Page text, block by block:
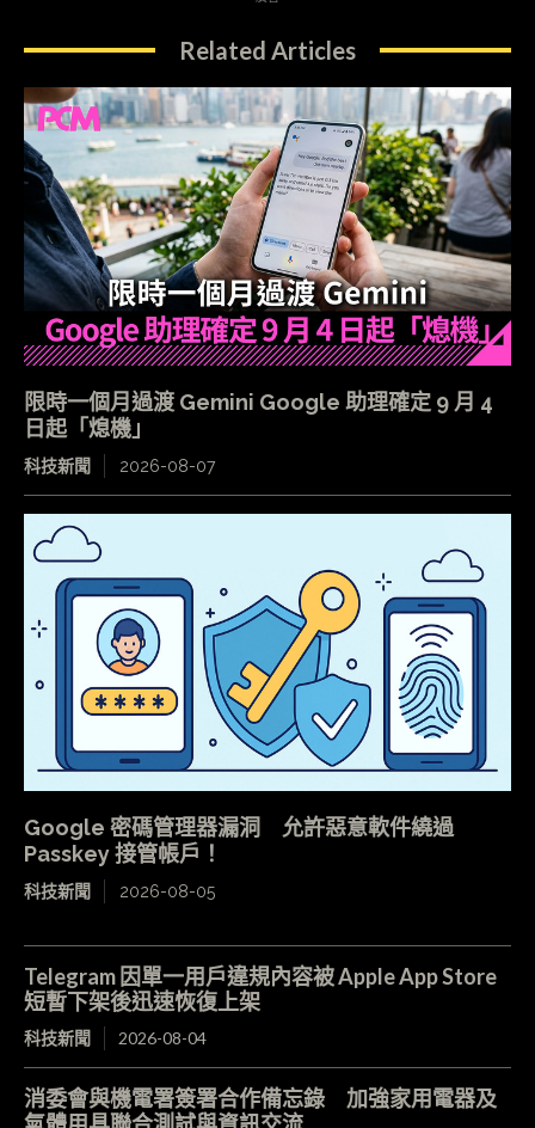
Related Articles
限時一個月過渡 Gemini Google 助理確定 9 月 4
日起「熄機」
科技新聞 2026-08-07
Google 密碼管理器漏洞 允許惡意軟件繞過
Passkey 接管帳戶！
科技新聞 2026-08-05
Telegram 因單一用戶違規內容被 Apple App Store
短暫下架後迅速恢復上架
科技新聞 2026-08-04
消委會與機電署簽署合作備忘錄 加強家用電器及